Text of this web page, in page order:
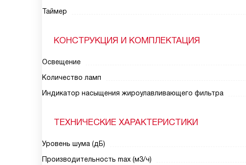
Таймер
КОНСТРУКЦИЯ И КОМПЛЕКТАЦИЯ
Освещение
Количество ламп
Индикатор насыщения жироулавливающего фильтра
ТЕХНИЧЕСКИЕ ХАРАКТЕРИСТИКИ
Уровень шума (дБ)
Производительность max (м3/ч)